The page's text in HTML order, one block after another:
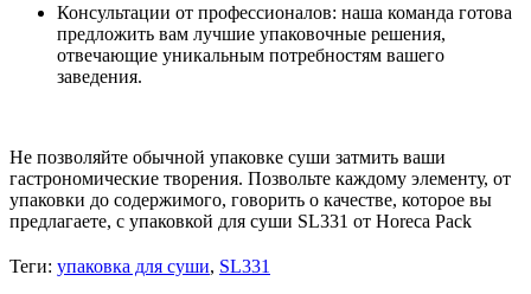
Консультации от профессионалов: наша команда готова
предложить вам лучшие упаковочные решения,
отвечающие уникальным потребностям вашего
заведения.
Не позволяйте обычной упаковке суши затмить ваши
гастрономические творения. Позвольте каждому элементу, от
упаковки до содержимого, говорить о качестве, которое вы
предлагаете, с упаковкой для суши SL331 от Horeca Рack
Теги: упаковка для суши, SL331